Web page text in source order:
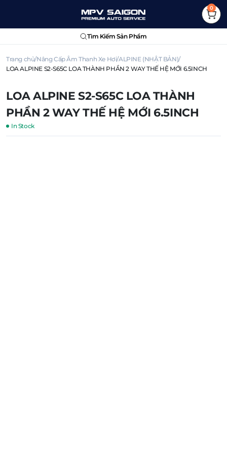
0
Tìm Kiếm Sản Phẩm
Trang chủ Nâng Cấp Âm Thanh Xe Hơi ALPINE (NHẬT BẢN)
LOA ALPINE S2-S65C LOA THÀNH PHẦN 2 WAY THẾ HỆ MỚI 6.5INCH
LOA ALPINE S2-S65C LOA THÀNH
PHẦN 2 WAY THẾ HỆ MỚI 6.5INCH
In Stock